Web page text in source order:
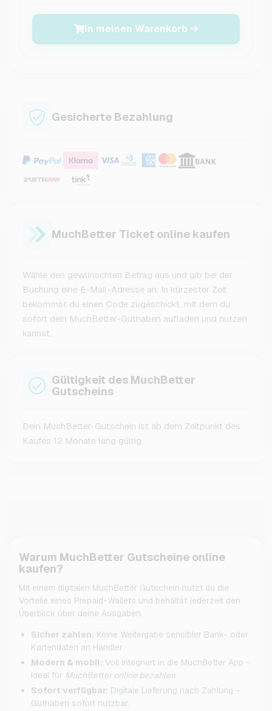
In meinen Warenkorb
Gesicherte Bezahlung
MuchBetter Ticket online kaufen
Wähle den gewünschten Betrag aus und gib bei der
Buchung eine E-Mail-Adresse an. In kürzester Zeit
bekommst du einen Code zugeschickt, mit dem du
sofort dein MuchBetter-Guthaben aufladen und nutzen
kannst.
Gültigkeit des MuchBetter
Gutscheins
Dein MuchBetter-Gutschein ist ab dem Zeitpunkt des
Kaufes 12 Monate lang gültig.
Warum MuchBetter Gutscheine online
kaufen?
Mit einem digitalen MuchBetter Gutschein nutzt du die
Vorteile eines Prepaid-Wallets und behältst jederzeit den
Überblick über deine Ausgaben.
Sicher zahlen: Keine Weitergabe sensibler Bank- oder
Kartendaten an Händler.
Modern & mobil: Voll integriert in die MuchBetter App –
ideal für MuchBetter online bezahlen.
Sofort verfügbar: Digitale Lieferung nach Zahlung –
Guthaben sofort nutzbar.